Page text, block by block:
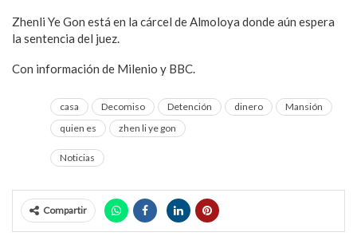
Zhenli Ye Gon está en la cárcel de Almoloya donde aún espera
la sentencia del juez.
Con información de Milenio y BBC.
casa Decomiso Detención dinero
Mansión
quien es
zhen li ye gon
Noticias
Compartir